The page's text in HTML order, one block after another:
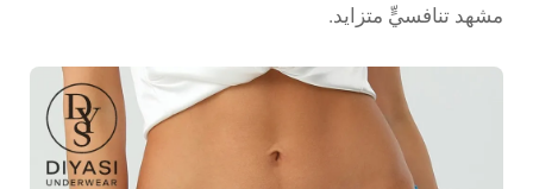
مشهد تنافسيٍّ متزايد.